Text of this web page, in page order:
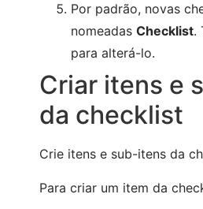
Por padrão, novas
nomeadas Checklist.
para alterá-lo.
Criar itens e
da checklist
Crie itens e sub-itens da
Para criar um item da